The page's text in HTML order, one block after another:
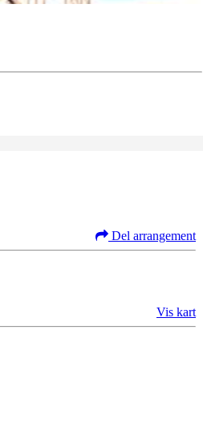
Del arrangement
Vis kart